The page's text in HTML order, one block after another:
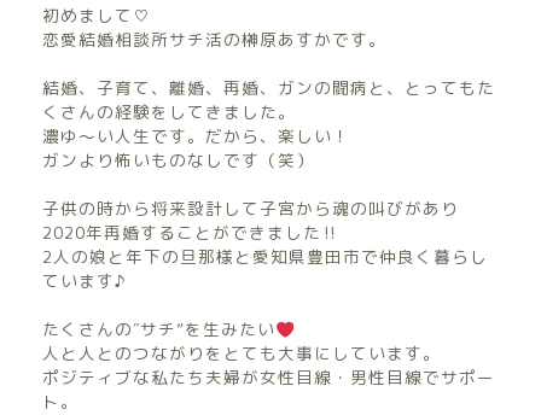
初めまして♡
恋愛結婚相談所サチ活の榊原あすかです。
結婚、子育て、離婚、再婚、ガンの闘病と、とってもた
くさんの経験をしてきました。
濃ゆ〜い人生です。だから、楽しい！
ガンより怖いものなしです（笑）
子供の時から将来設計して子宮から魂の叫びがあり
2020年再婚することができました‼︎
2人の娘と年下の旦那様と愛知県豊田市で仲良く暮らし
ています♪
たくさんの″サチ”を生みたい
人と人とのつながりをとても大事にしています。
ポジティブな私たち夫婦が女性目線・男性目線でサポー
ト。